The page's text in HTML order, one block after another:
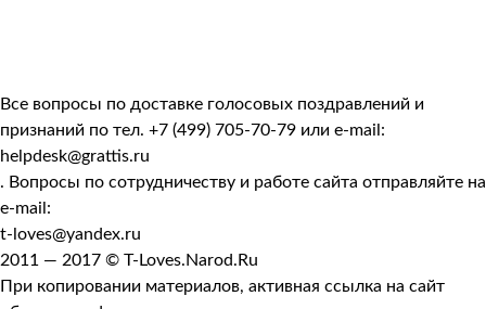
Все вопросы по доставке голосовых поздравлений и
признаний по тел. +7 (499) 705-70-79 или e-mail:
helpdesk@grattis.ru
. Вопросы по сотрудничеству и работе сайта отправляйте на
e-mail:
t-loves@yandex.ru
2011 — 2017 © T-Loves.Narod.Ru
При копировании материалов, активная ссылка на сайт